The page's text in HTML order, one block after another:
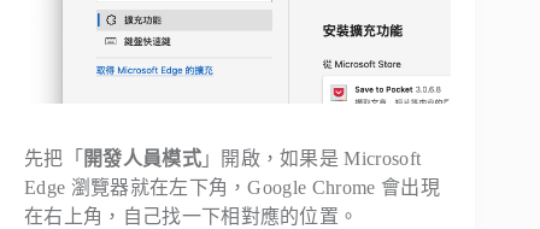
先把「 開發人員模式」開啟，如果是 Microsoft
Edge 瀏覽器就在左下角，Google Chrome 會出現
在右上角，自己找一下相對應的位置。